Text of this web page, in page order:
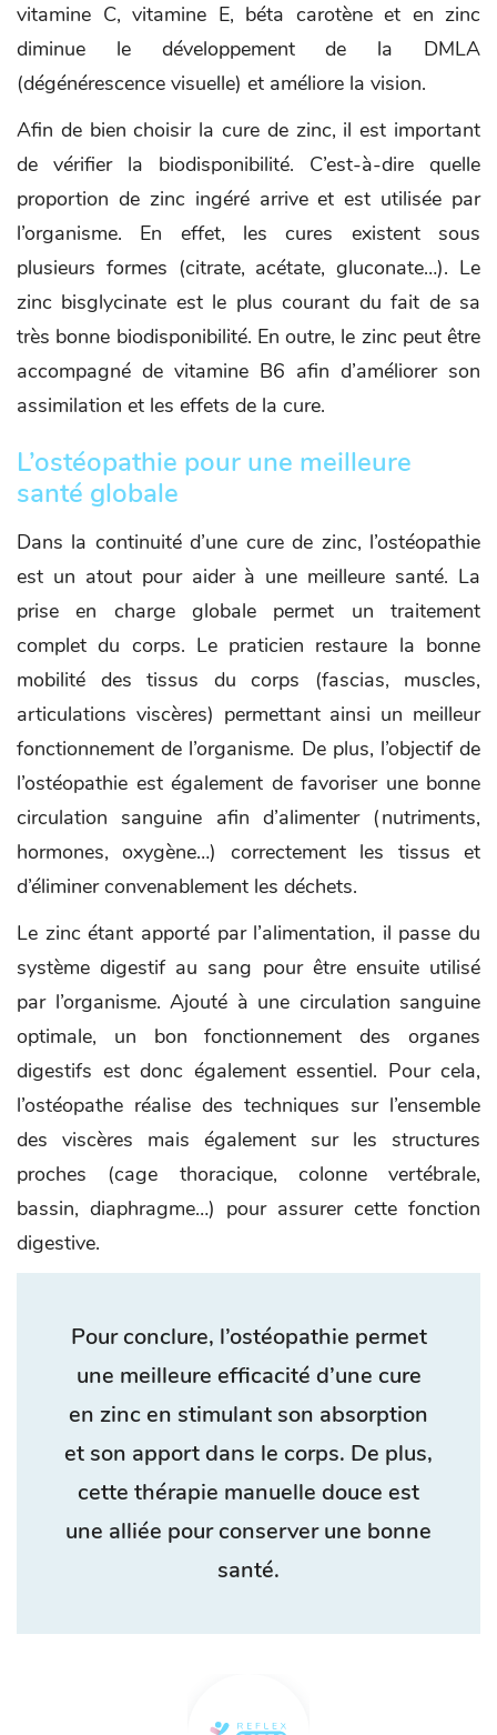
vitamine C, vitamine E, béta carotène et en zinc
diminue le développement de la DMLA
(dégénérescence visuelle) et améliore la vision.
Afin de bien choisir la cure de zinc, il est important
de vérifier la biodisponibilité. C’est-à-dire quelle
proportion de zinc ingéré arrive et est utilisée par
l’organisme. En effet, les cures existent sous
plusieurs formes (citrate, acétate, gluconate…). Le
zinc bisglycinate est le plus courant du fait de sa
très bonne biodisponibilité. En outre, le zinc peut être
accompagné de vitamine B6 afin d’améliorer son
assimilation et les effets de la cure.
L’ostéopathie pour une meilleure
santé globale
Dans la continuité d’une cure de zinc, l’ostéopathie
est un atout pour aider à une meilleure santé. La
prise en charge globale permet un traitement
complet du corps. Le praticien restaure la bonne
mobilité des tissus du corps (fascias, muscles,
articulations viscères) permettant ainsi un meilleur
fonctionnement de l’organisme. De plus, l’objectif de
l’ostéopathie est également de favoriser une bonne
circulation sanguine afin d’alimenter (nutriments,
hormones, oxygène…) correctement les tissus et
d’éliminer convenablement les déchets.
Le zinc étant apporté par l’alimentation, il passe du
système digestif au sang pour être ensuite utilisé
par l’organisme. Ajouté à une circulation sanguine
optimale, un bon fonctionnement des organes
digestifs est donc également essentiel. Pour cela,
l’ostéopathe réalise des techniques sur l’ensemble
des viscères mais également sur les structures
proches (cage thoracique, colonne vertébrale,
bassin, diaphragme…) pour assurer cette fonction
digestive.
Pour conclure, l’ostéopathie permet
une meilleure efficacité d’une cure
en zinc en stimulant son absorption
et son apport dans le corps. De plus,
cette thérapie manuelle douce est
une alliée pour conserver une bonne
santé.